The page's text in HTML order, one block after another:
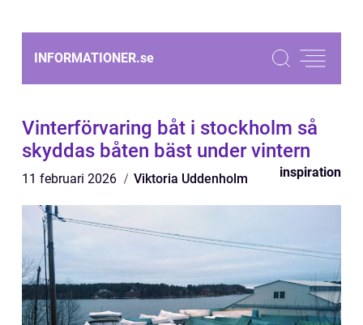
INFORMATIONER.se
Vinterförvaring båt i stockholm så
skyddas båten bäst under vintern
11 februari 2026 Viktoria Uddenholm inspiration